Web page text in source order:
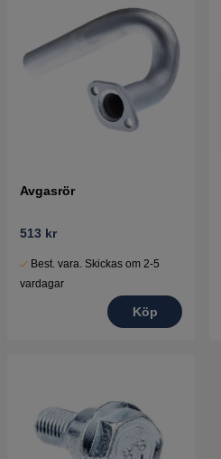
Avgasrör
513 kr
Best. vara. Skickas om 2-5
vardagar
Köp